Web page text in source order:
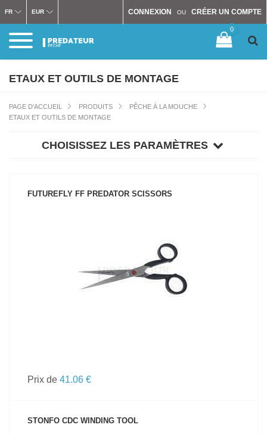
CONNEXION OU CRÉER UN COMPTE
FR EUR
0
ETAUX ET OUTILS DE MONTAGE
PAGE D'ACCUEIL PRODUITS
PÊCHE À LA MOUCHE
ETAUX ET OUTILS DE MONTAGE
CHOISISSEZ LES PARAMÈTRES
FUTUREFLY FF PREDATOR SCISSORS
VOIR LE PRODUIT
Prix de 41.06 €
STONFO CDC WINDING TOOL